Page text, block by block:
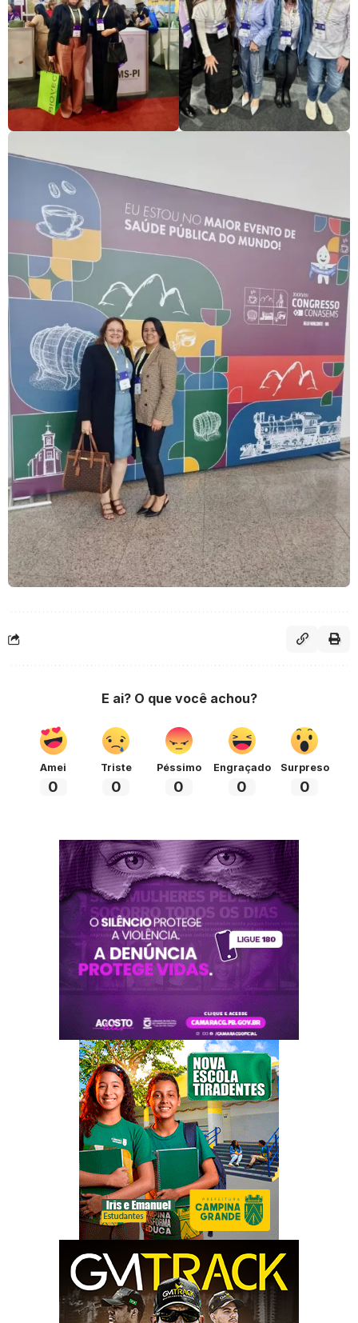
E ai? O que você achou?
Amei
0
Triste
0
Péssimo
0
Engraçado
0
Surpreso
0